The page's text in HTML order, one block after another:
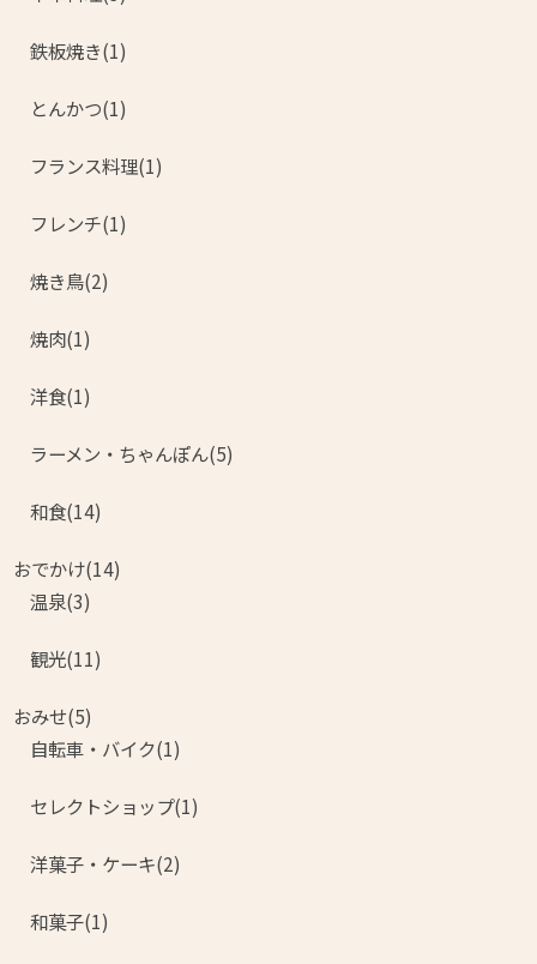
鉄板焼き(1)
とんかつ(1)
フランス料理(1)
フレンチ(1)
焼き鳥(2)
焼肉(1)
洋食(1)
ラーメン・ちゃんぽん(5)
和食(14)
おでかけ(14)
温泉(3)
観光(11)
おみせ(5)
自転車・バイク(1)
セレクトショップ(1)
洋菓子・ケーキ(2)
和菓子(1)